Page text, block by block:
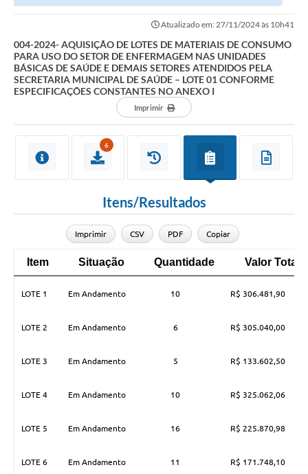
Atualizado em: 27/11/2024 às 10h41
004-2024- AQUISIÇÃO DE LOTES DE MATERIAIS DE CONSUMO
PARA USO DO SETOR DE ENFERMAGEM NAS UNIDADES
BÁSICAS DE SAÚDE E DEMAIS SETORES ATENDIDOS PELA
SECRETARIA MUNICIPAL DE SAÚDE – LOTE 01 CONFORME
ESPECIFICAÇÕES CONSTANTES NO ANEXO I
Imprimir
6
Itens/Resultados
Imprimir CSV PDF Copiar
Item Situação Quantidade
Valor Total
LOTE 1 Em Andamento 10 R$ 306.481,90
LOTE 2 Em Andamento 6 R$ 305.040,00
LOTE 3 Em Andamento 5 R$ 133.602,50
LOTE 4 Em Andamento 10 R$ 325.062,06
LOTE 5 Em Andamento 16 R$ 225.870,98
LOTE 6 Em Andamento 11 R$ 171.748,10